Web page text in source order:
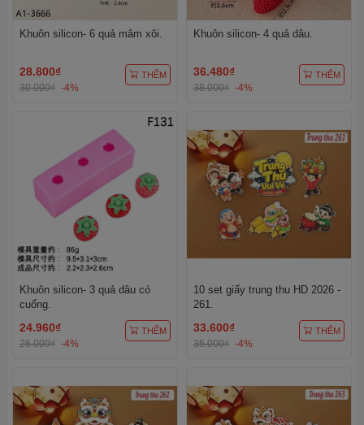
Khuôn silicon- 6 quả mâm xôi.
28.800₫
30.000₫ -4%
THÊM
Khuôn silicon- 4 quả dâu.
36.480₫
38.000₫ -4%
THÊM
Khuôn silicon- 3 quả dâu có
cuống.
24.960₫
26.000₫ -4%
THÊM
10 set giấy trung thu HD 2026 -
261.
33.600₫
35.000₫ -4%
THÊM